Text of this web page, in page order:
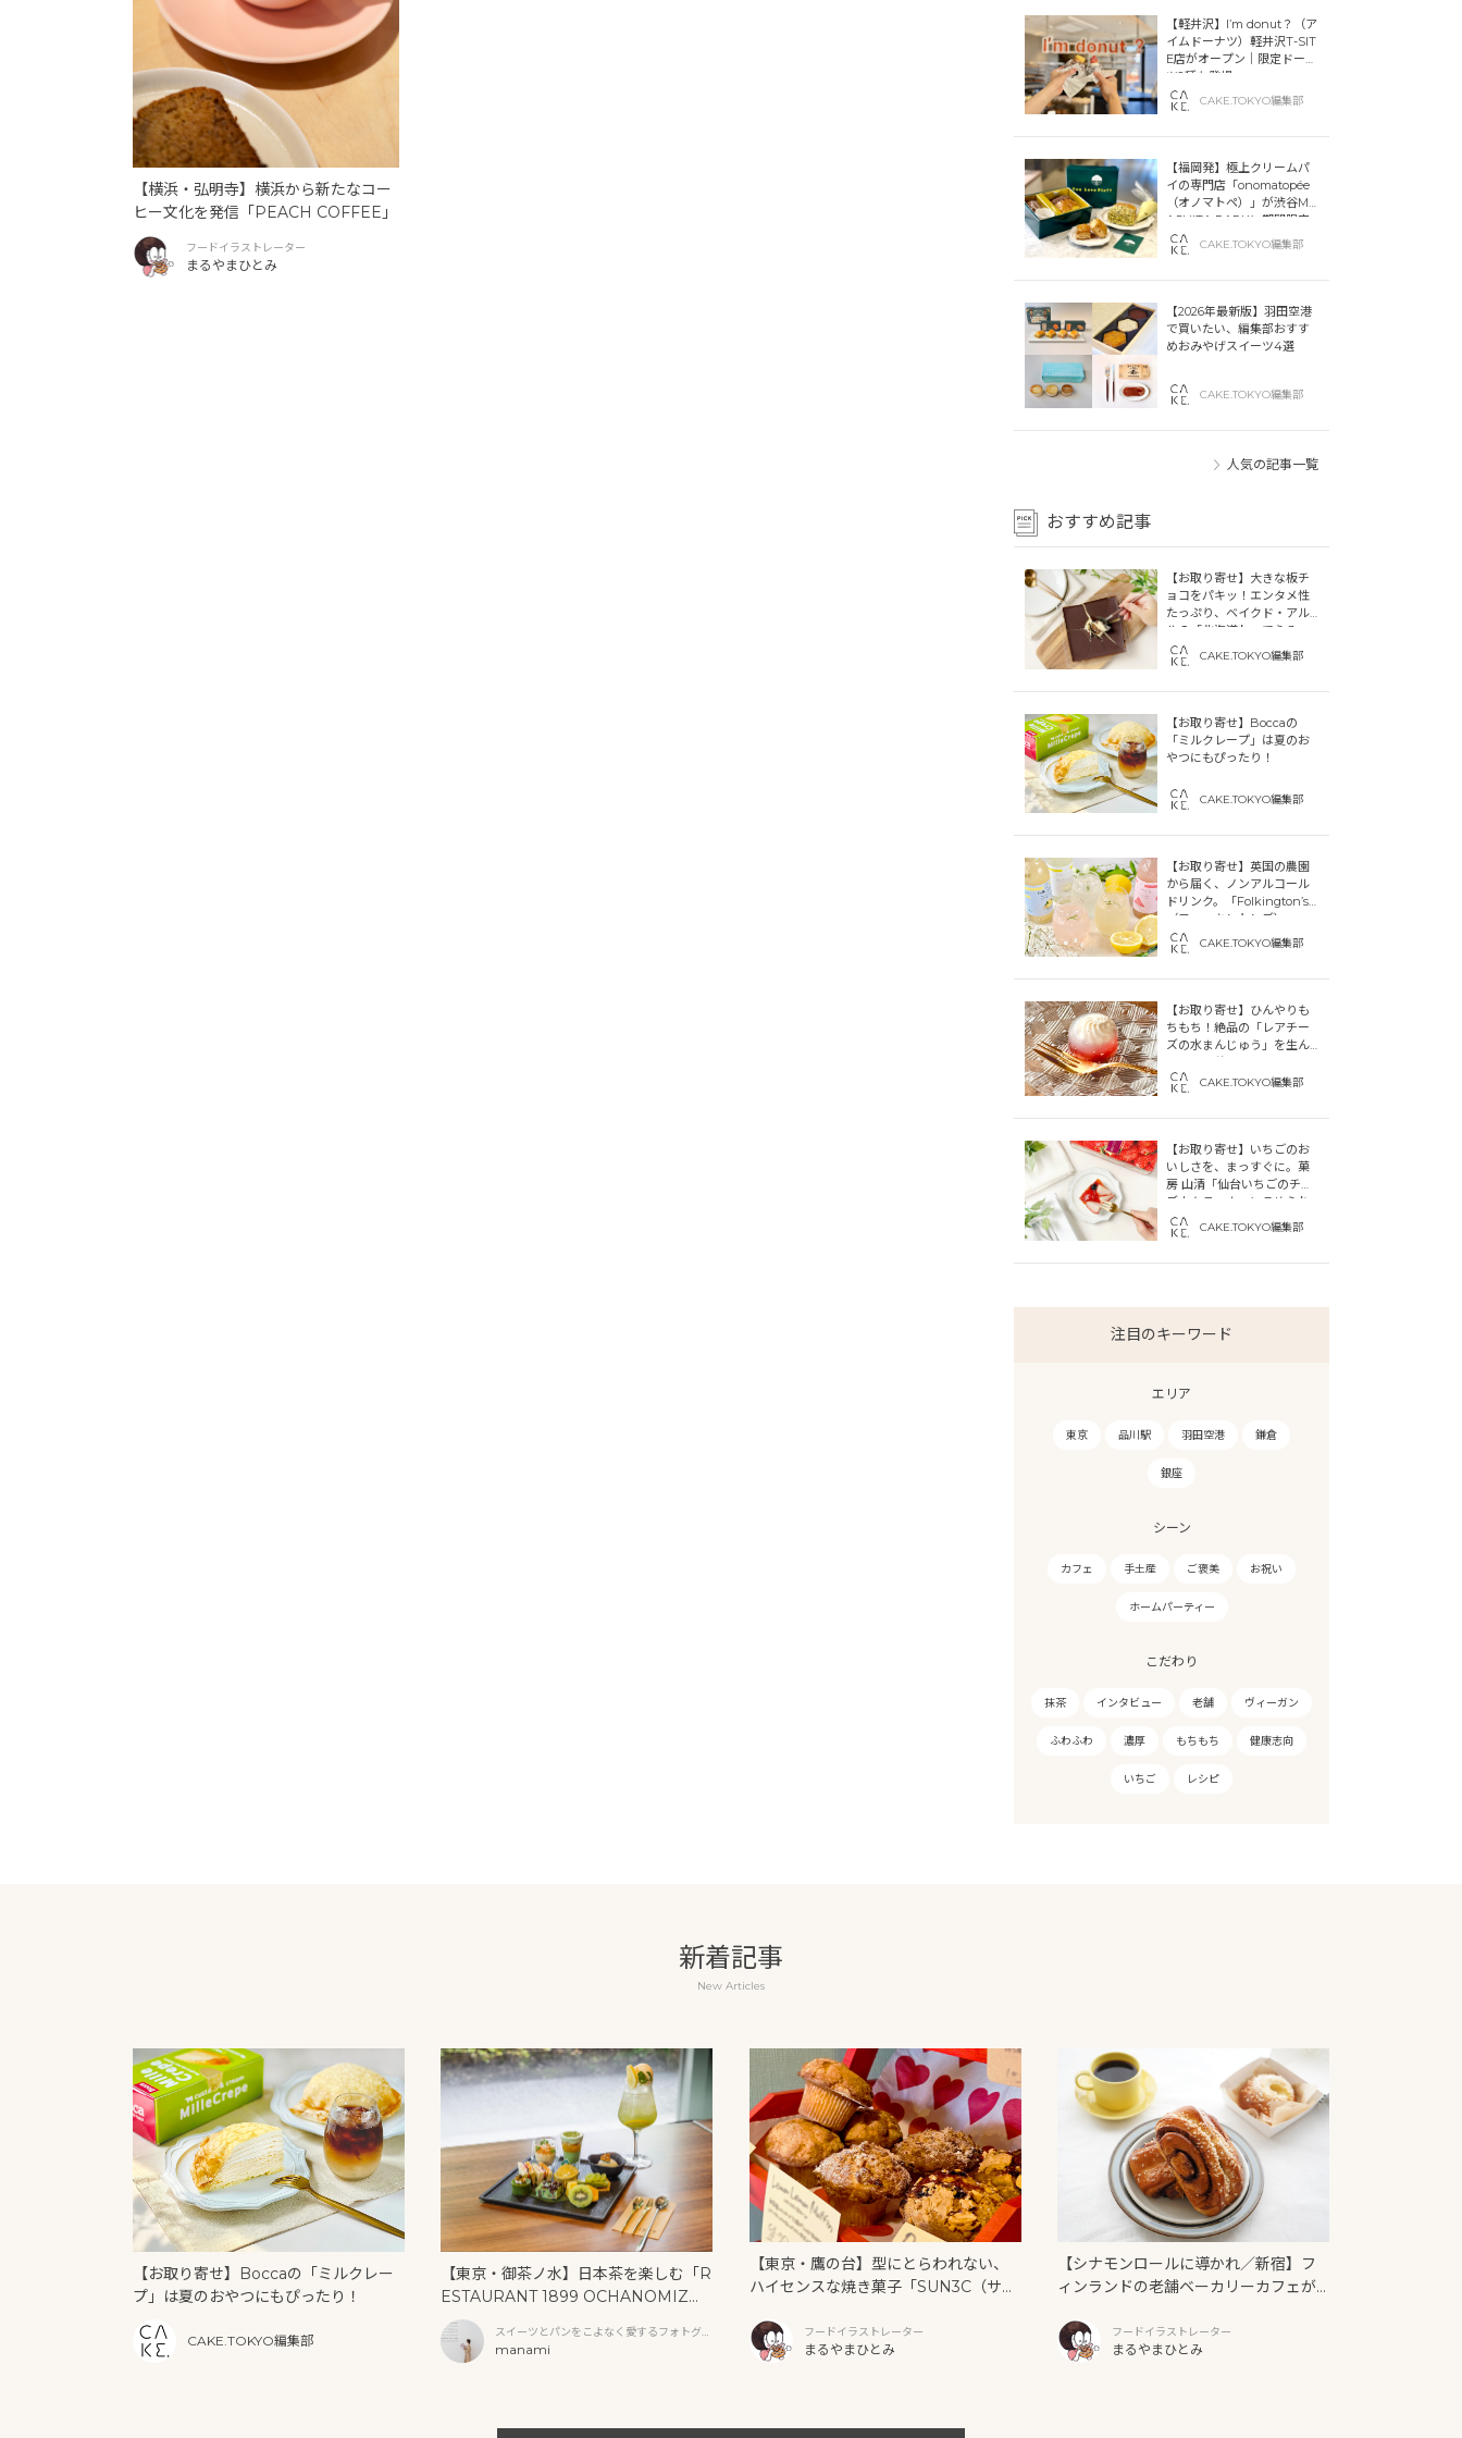
【横浜・弘明寺】横浜から新たなコー
ヒー文化を発信「PEACH COFFEE」
フードイラストレーター
まるやまひとみ
【軽井沢】I’m donut？（ア
イムドーナツ）軽井沢T-SIT
E店がオープン｜限定ドーナ
ツ2種も登場
CAKE.TOKYO編集部
【福岡発】極上クリームパ
イの専門店「onomatopée
（オノマトペ）」が渋谷MIY
ASHITA PARKに期間限定
オープン！CAKE.TOKYO編集部
【2026年最新版】羽田空港
で買いたい、編集部おすす
めおみやげスイーツ4選
CAKE.TOKYO編集部
人気の記事一覧
おすすめ記事
【お取り寄せ】大きな板チ
ョコをパキッ！エンタメ性
たっぷり、ベイクド・アル
ルの「北海道わってらみ
す」
CAKE.TOKYO編集部
【お取り寄せ】Boccaの
「ミルクレープ」は夏のお
やつにもぴったり！
CAKE.TOKYO編集部
【お取り寄せ】英国の農園
から届く、ノンアルコール
ドリンク。「Folkington’s
（フォーキントンズ）」
CAKE.TOKYO編集部
【お取り寄せ】ひんやりも
ちもち！絶品の「レアチー
ズの水まんじゅう」を生ん
だ「中津菓子かねい」のス
トーリーCAKE.TOKYO編集部
【お取り寄せ】いちごのお
いしさを、まっすぐに。菓
房 山清「仙台いちごのチー
ズカタラーナ」にこめられ
た宮城への想い
CAKE.TOKYO編集部
注目のキーワード
エリア
東京 品川駅 羽田空港 鎌倉
銀座
シーン
カフェ 手土産 ご褒美 お祝い
ホームパーティー
こだわり
抹茶 インタビュー 老舗 ヴィーガン
ふわふわ 濃厚 もちもち 健康志向
いちご レシピ
新着記事
New Articles
【お取り寄せ】Boccaの「ミルクレー
プ」は夏のおやつにもぴったり！
CAKE.TOKYO編集部
【東京・御茶ノ水】日本茶を楽しむ「R
ESTAURANT 1899 OCHANOMIZ
U」の抹茶アフタヌーンティーと新作ク
リームソーダ
スイーツとパンをこよなく愛するフォトグラ
ファー
manami
【東京・鷹の台】型にとらわれない、
ハイセンスな焼き菓子「SUN3C（サン
フードイラストレーター
まるやまひとみ
【シナモンロールに導かれ／新宿】フ
ィンランドの老舗ベーカリーカフェが
フードイラストレーター
まるやまひとみ